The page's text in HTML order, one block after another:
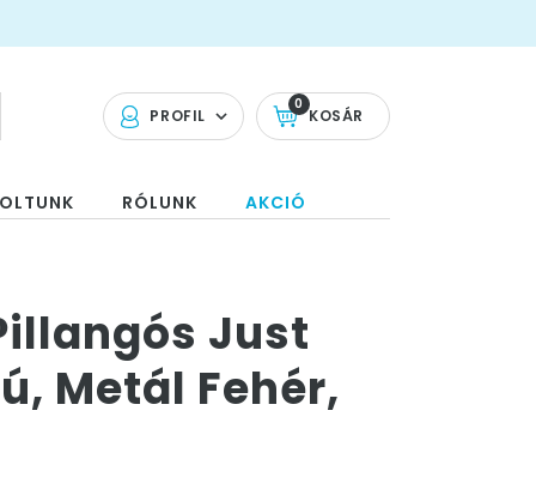
PROFIL KOSÁR
0
RÓLUNK AKCIÓ
Just
Metál Fehér,